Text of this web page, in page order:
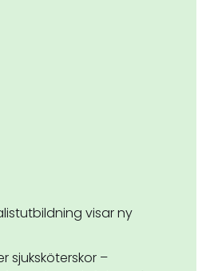
visar ny
sjuksköterskor –